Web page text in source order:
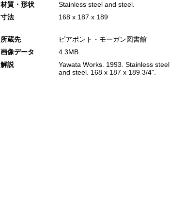
材質・形状
Stainless steel and steel.
寸法
168 x 187 x 189
所蔵先
ピアポント・モーガン図書館
画像データ
4.3MB
解説
Yawata Works. 1993. Stainless steel
and steel. 168 x 187 x 189 3/4".